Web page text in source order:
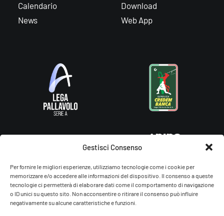
Gestisci Consenso
Per fornire le migliori esperienze, utilizziamo tecnologie come i cookie per
memorizzare e/o accedere alle informazioni del dispositivo. Il consenso a queste
tecnologie ci permetterà di elaborare dati come il comportamento di navigazione
o ID unici su questo sito. Non acconsentire o ritirare il consenso può influire
negativamente su alcune caratteristiche e funzioni.
Calendario
News
Download
Web App